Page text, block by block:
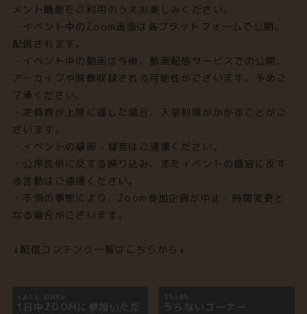
メント機能をご利用のうえお楽しみください。
・イベント中のZoom画面は各プラットフォームで公開、
配信されます。
・イベント中の動画は今後、動画配信サービスでの公開、
アーカイブや映像収録される可能性がございます。予めご
了承ください。
・定員数が上限に達した場合、入室制限がかかることがご
ざいます。
・イベントの録画・録音はご遠慮ください。
・公序良俗に反する映り込み、またイベントの趣旨に反す
る言動はご遠慮ください。
・不測の事態により、Zoom参加企画が中止・時間変更と
なる場合がございます。
↓配信コンテンツ一覧はこちらから↓